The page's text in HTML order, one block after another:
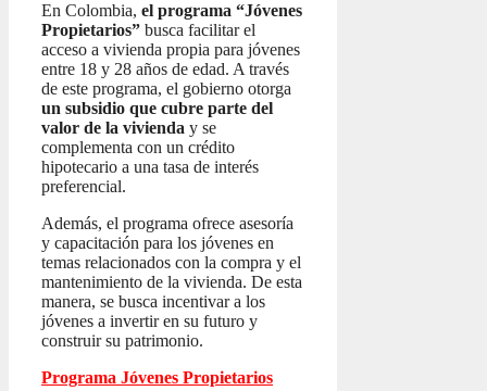
En Colombia, el programa “Jóvenes
Propietarios” busca facilitar el
acceso a vivienda propia para jóvenes
entre 18 y 28 años de edad. A través
de este programa, el gobierno otorga
un subsidio que cubre parte del
valor de la vivienda y se
complementa con un crédito
hipotecario a una tasa de interés
preferencial.
Además, el programa ofrece asesoría
y capacitación para los jóvenes en
temas relacionados con la compra y el
mantenimiento de la vivienda. De esta
manera, se busca incentivar a los
jóvenes a invertir en su futuro y
construir su patrimonio.
Programa Jóvenes Propietarios